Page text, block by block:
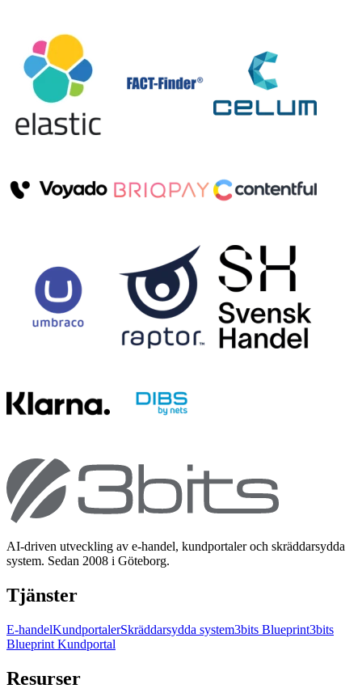
AI-driven utveckling av e-handel, kundportaler och skräddarsydda
system. Sedan 2008 i Göteborg.
Tjänster
E-handelKundportalerSkräddarsydda system3bits Blueprint3bits
Blueprint Kundportal
Resurser